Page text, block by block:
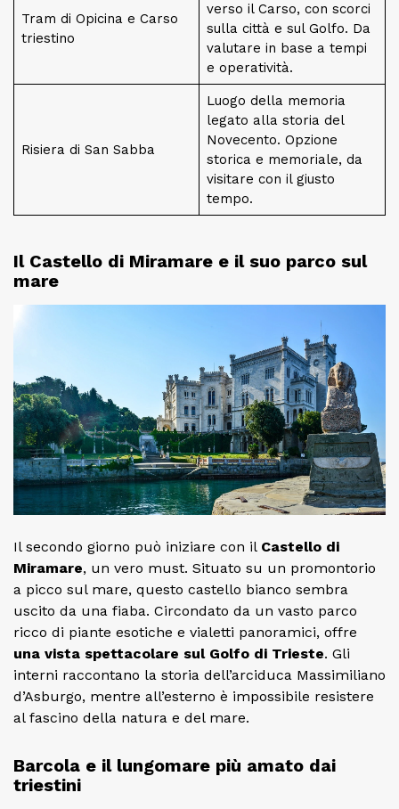
Tram di Opicina e Carso
triestino
verso il Carso, con scorci
sulla città e sul Golfo. Da
valutare in base a tempi
e operatività.
Risiera di San Sabba
Luogo della memoria
legato alla storia del
Novecento. Opzione
storica e memoriale, da
visitare con il giusto
tempo.
Il Castello di Miramare e il suo parco sul
mare
Il secondo giorno può iniziare con il Castello di
Miramare, un vero must. Situato su un promontorio
a picco sul mare, questo castello bianco sembra
uscito da una fiaba. Circondato da un vasto parco
ricco di piante esotiche e vialetti panoramici, offre
una vista spettacolare sul Golfo di Trieste. Gli
interni raccontano la storia dell’arciduca Massimiliano
d’Asburgo, mentre all’esterno è impossibile resistere
al fascino della natura e del mare.
Barcola e il lungomare più amato dai
triestini